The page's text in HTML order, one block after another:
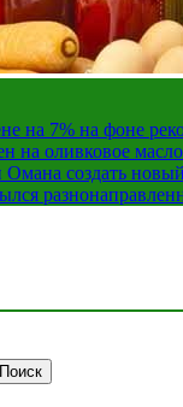
на 7% на фоне
на оливковое
создать